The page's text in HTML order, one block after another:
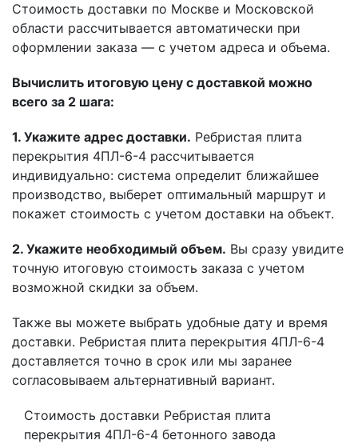
Стоимость доставки по Москве и Московской
области рассчитывается автоматически при
оформлении заказа — с учетом адреса и объема.
Вычислить итоговую цену с доставкой можно
всего за 2 шага:
1. Укажите адрес доставки. Ребристая плита
перекрытия 4ПЛ-6-4 рассчитывается
индивидуально: система определит ближайшее
производство, выберет оптимальный маршрут и
покажет стоимость с учетом доставки на объект.
2. Укажите необходимый объем. Вы сразу увидите
точную итоговую стоимость заказа с учетом
возможной скидки за объем.
Также вы можете выбрать удобные дату и время
доставки. Ребристая плита перекрытия 4ПЛ-6-4
доставляется точно в срок или мы заранее
согласовываем альтернативный вариант.
Стоимость доставки Ребристая плита
перекрытия 4ПЛ-6-4 бетонного завода